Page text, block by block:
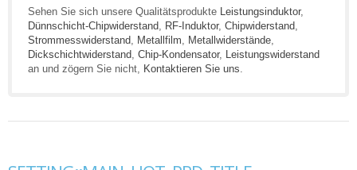
Sehen Sie sich unsere Qualitätsprodukte Leistungsinduktor,
Dünnschicht-Chipwiderstand, RF-Induktor, Chipwiderstand,
Strommesswiderstand, Metallfilm, Metallwiderstände,
Dickschichtwiderstand, Chip-Kondensator, Leistungswiderstand
an und zögern Sie nicht, Kontaktieren Sie uns.